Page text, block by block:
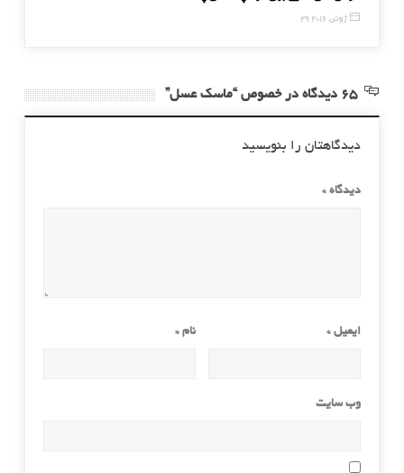
29 ژوئن, 2016
65 دیدگاه در خصوص “ماسک عسل”
دیدگاهتان را بنویسید
دیدگاه *
نام* ایمیل *
وب‌ سایت